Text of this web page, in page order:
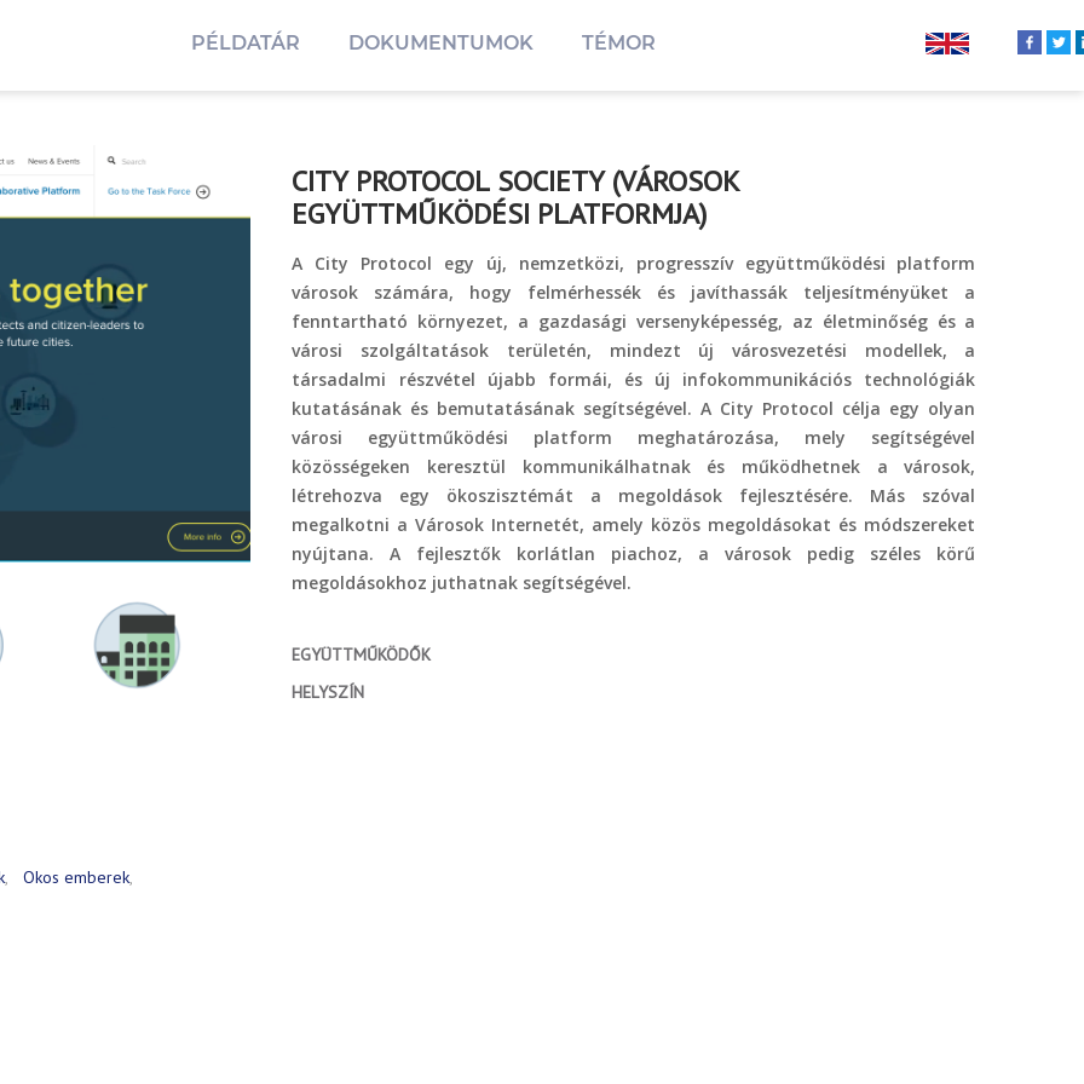
PÉLDATÁR DOKUMENTUMOK TÉMOR
Okos emberek
CITY PROTOCOL SOCIETY (VÁROSOK
EGYÜTTMŰKÖDÉSI PLATFORMJA)
A City Protocol egy új, nemzetközi, progresszív együttműködési platform
városok számára, hogy felmérhessék és javíthassák teljesítményüket a
fenntartható környezet, a gazdasági versenyképesség, az életminőség és a
városi szolgáltatások területén, mindezt új városvezetési modellek, a
társadalmi részvétel újabb formái, és új infokommunikációs technológiák
kutatásának és bemutatásának segítségével. A City Protocol célja egy olyan
városi együttműködési platform meghatározása, mely segítségével
közösségeken keresztül kommunikálhatnak és működhetnek a városok,
létrehozva egy ökoszisztémát a megoldások fejlesztésére. Más szóval
megalkotni a Városok Internetét, amely közös megoldásokat és módszereket
nyújtana. A fejlesztők korlátlan piachoz, a városok pedig széles körű
megoldásokhoz juthatnak segítségével.
EGYÜTTMŰKÖDŐK
HELYSZÍN